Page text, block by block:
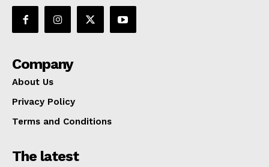
Company
About Us
Privacy Policy
Terms and Conditions
The latest